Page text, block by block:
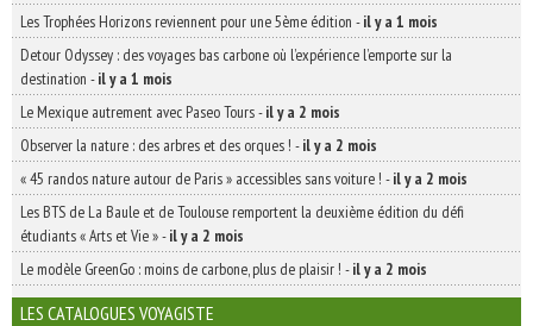
Les Trophées Horizons reviennent pour une 5ème édition -il y a 1 mois
Detour Odyssey : des voyages bas carbone où l’expérience l’emporte sur la
destination -il y a 1 mois
Le Mexique autrement avec Paseo Tours-il y a 2 mois
Observer la nature : des arbres et des orques ! -il y a 2 mois
« 45 randos nature autour de Paris » accessibles sans voiture ! -il y a 2 mois
Les BTS de La Baule et de Toulouse remportent la deuxième édition du défi
étudiants « Arts et Vie »-il y a 2 mois
Le modèle GreenGo : moins de carbone, plus de plaisir ! -il y a 2 mois
LES CATALOGUES VOYAGISTE